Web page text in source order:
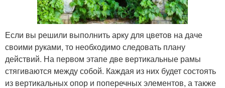
Если вы решили выполнить арку для цветов на даче
своими руками, то необходимо следовать плану
действий. На первом этапе две вертикальные рамы
стягиваются между собой. Каждая из них будет состоять
из вертикальных опор и поперечных элементов, а также